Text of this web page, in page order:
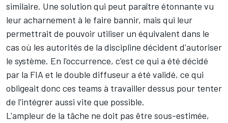
similaire. Une solution qui peut paraître étonnante vu
leur acharnement à le faire bannir, mais qui leur
permettrait de pouvoir utiliser un équivalent dans le
cas où les autorités de la discipline décident d'autoriser
le système. En l'occurrence, c'est ce qui a été décidé
par la FIA et le double diffuseur a été validé, ce qui
obligeait donc ces teams à travailler dessus pour tenter
de l'intégrer aussi vite que possible.
L'ampleur de la tâche ne doit pas être sous-estimée,